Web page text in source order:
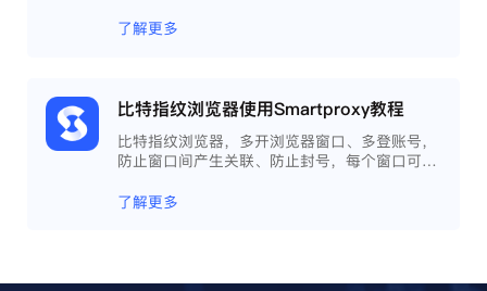
了解更多
比特指纹浏览器使用Smartproxy教程
比特指纹浏览器，多开浏览器窗口、多登账号，
防止窗口间产生关联、防止封号，每个窗口可以
相互间完全环境独立、隔离，避免关联封号。
了解更多